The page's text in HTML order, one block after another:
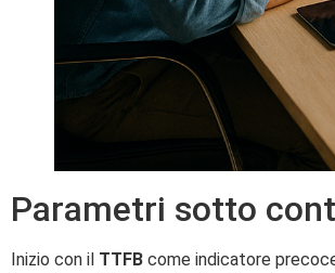
Parametri sotto
Inizio con il TTFB come indicatore